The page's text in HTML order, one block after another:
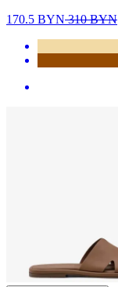
170.5 BYN310BYN